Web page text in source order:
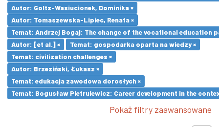
Autor: Goltz-Wasiucionek, Dominika ×
Autor: Tomaszewska-Lipiec, Renata ×
Temat: Andrzej Bogaj: The change of the vocational education
Autor: [et al.] ×
Temat: gospodarka oparta na wiedzy ×
Temat: civilization challenges ×
Autor: Brzeziński, Łukasz ×
Temat: edukacja zawodowa dorosłych ×
Temat: Bogusław Pietrulewicz: Career development in the
Pokaż filtry zaawansowane